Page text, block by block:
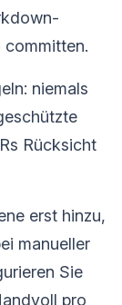
committen.
niemals
Rücksicht
erst hinzu,
manueller
Sie
pro